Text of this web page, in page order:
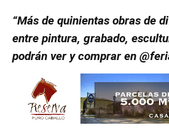
“Más de quinientas obras de
entre pintura, grabado,
podrán ver y comprar en